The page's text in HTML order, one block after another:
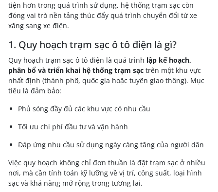
tiện hơn trong quá trình sử dụng, hệ thống trạm sạc còn
đóng vai trò nền tảng thúc đẩy quá trình chuyển đổi từ xe
xăng sang xe điện.
1. Quy hoạch trạm sạc ô tô điện là gì?
Quy hoạch trạm sạc ô tô điện là quá trình lập kế hoạch,
phân bổ và triển khai hệ thống trạm sạc trên một khu vực
nhất định (thành phố, quốc gia hoặc tuyến giao thông). Mục
tiêu là đảm bảo:
Phủ sóng đầy đủ các khu vực có nhu cầu
Tối ưu chi phí đầu tư và vận hành
Đáp ứng nhu cầu sử dụng ngày càng tăng của người dân
Việc quy hoạch không chỉ đơn thuần là đặt trạm sạc ở nhiều
nơi, mà cần tính toán kỹ lưỡng về vị trí, công suất, loại hình
sạc và khả năng mở rộng trong tương lai.